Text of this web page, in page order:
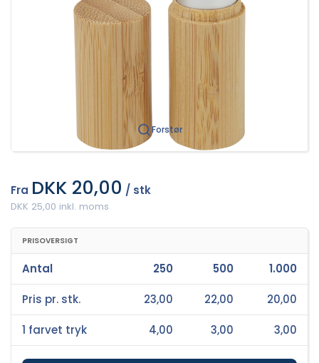
Forstør
Fra DKK 20,00 / stk
DKK 25,00 inkl. moms
PRISOVERSIGT
Antal 250 500 1.000
Pris pr. stk. 23,00 22,00 20,00
1 farvet tryk 4,00 3,00 3,00